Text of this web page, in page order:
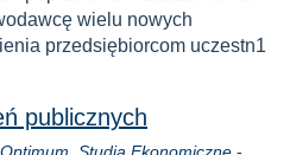
wielu nowych
przedsiębiorcom uczestn1
publicznych
Year